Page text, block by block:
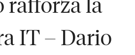
IT – Dario